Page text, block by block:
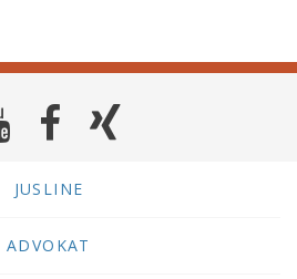
JUSLINE
ADVOKAT